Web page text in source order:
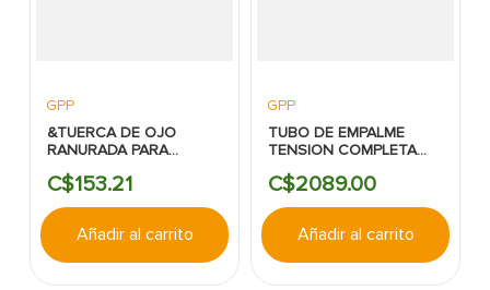
GPP
&TUERCA DE OJO
RANURADA PARA
C$153.21
Añadir al carrito
GPP
TUBO DE EMPALME
TENSION COMPLETA
GPP.:336MCM
C$2089.00
Añadir al carrito